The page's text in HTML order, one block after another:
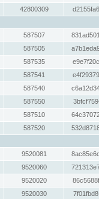
42800309
587507
587505
587535
587541
587540
587550
587510
587520
9520081
9520060
9520020
9520030